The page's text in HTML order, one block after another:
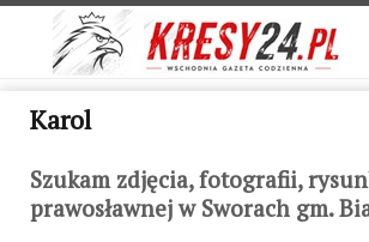
Karol
Szukam zdjęcia, fotografii,
prawosławnej w Sworach gm.